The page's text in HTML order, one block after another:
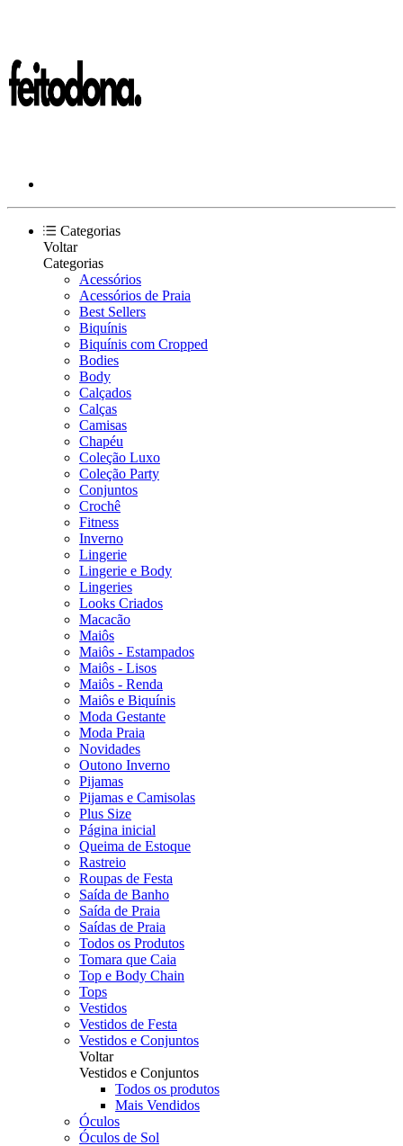
Categorias
Voltar
Categorias
Acessórios
Acessórios de Praia
Best Sellers
Biquínis
Biquínis com Cropped
Bodies
Body
Calçados
Calças
Camisas
Chapéu
Coleção Luxo
Coleção Party
Conjuntos
Crochê
Fitness
Inverno
Lingerie
Lingerie e Body
Lingeries
Looks Criados
Macacão
Maiôs
Maiôs - Estampados
Maiôs - Lisos
Maiôs - Renda
Maiôs e Biquínis
Moda Gestante
Moda Praia
Novidades
Outono Inverno
Pijamas
Pijamas e Camisolas
Plus Size
Página inicial
Queima de Estoque
Rastreio
Roupas de Festa
Saída de Banho
Saída de Praia
Saídas de Praia
Todos os Produtos
Tomara que Caia
Top e Body Chain
Tops
Vestidos
Vestidos de Festa
Vestidos e Conjuntos
Voltar
Vestidos e Conjuntos
Todos os produtos
Mais Vendidos
Óculos
Óculos de Sol